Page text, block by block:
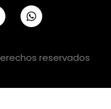
reservados